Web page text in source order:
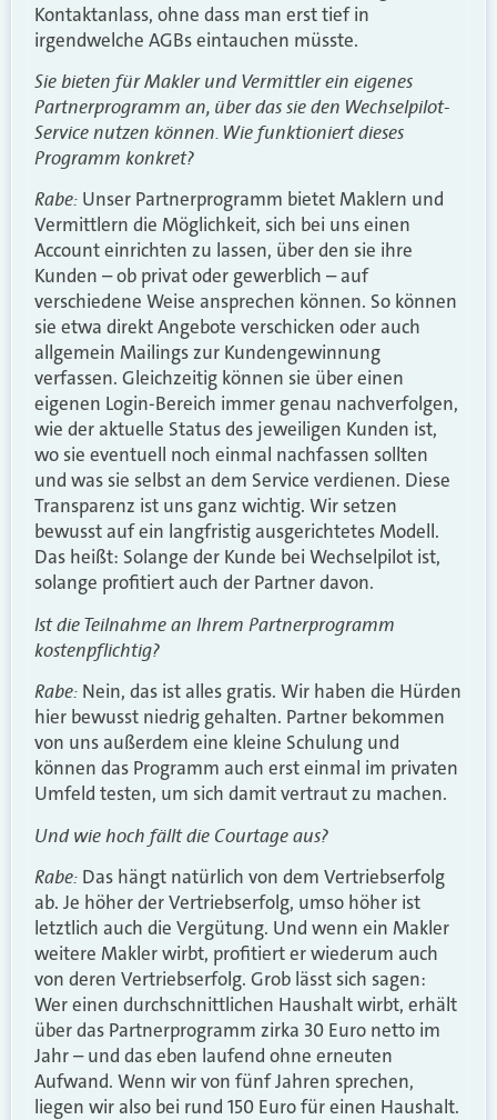
Kontaktanlass, ohne dass man erst tief in
irgendwelche AGBs eintauchen müsste.
Sie bieten für Makler und Vermittler ein eigenes
Partnerprogramm an, über das sie den Wechselpilot-
Service nutzen können. Wie funktioniert dieses
Programm konkret?
Rabe: Unser Partnerprogramm bietet Maklern und
Vermittlern die Möglichkeit, sich bei uns einen
Account einrichten zu lassen, über den sie ihre
Kunden – ob privat oder gewerblich – auf
verschiedene Weise ansprechen können. So können
sie etwa direkt Angebote verschicken oder auch
allgemein Mailings zur Kundengewinnung
verfassen. Gleichzeitig können sie über einen
eigenen Login-Bereich immer genau nachverfolgen,
wie der aktuelle Status des jeweiligen Kunden ist,
wo sie eventuell noch einmal nachfassen sollten
und was sie selbst an dem Service verdienen. Diese
Transparenz ist uns ganz wichtig. Wir setzen
bewusst auf ein langfristig ausgerichtetes Modell.
Das heißt: Solange der Kunde bei Wechselpilot ist,
solange profitiert auch der Partner davon.
Ist die Teilnahme an Ihrem Partnerprogramm
kostenpflichtig?
Rabe: Nein, das ist alles gratis. Wir haben die Hürden
hier bewusst niedrig gehalten. Partner bekommen
von uns außerdem eine kleine Schulung und
können das Programm auch erst einmal im privaten
Umfeld testen, um sich damit vertraut zu machen.
Und wie hoch fällt die Courtage aus?
Rabe: Das hängt natürlich von dem Vertriebserfolg
ab. Je höher der Vertriebserfolg, umso höher ist
letztlich auch die Vergütung. Und wenn ein Makler
weitere Makler wirbt, profitiert er wiederum auch
von deren Vertriebserfolg. Grob lässt sich sagen:
Wer einen durchschnittlichen Haushalt wirbt, erhält
über das Partnerprogramm zirka 30 Euro netto im
Jahr – und das eben laufend ohne erneuten
Aufwand. Wenn wir von fünf Jahren sprechen,
liegen wir also bei rund 150 Euro für einen Haushalt.